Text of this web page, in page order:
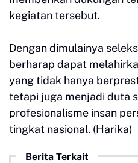
kegiatan tersebut.
Dengan dimulainya
berharap dapat
yang tidak hanya
tetapi juga menjadi duta
profesionalisme insan
tingkat nasional. (Harika)
Berita Terkait